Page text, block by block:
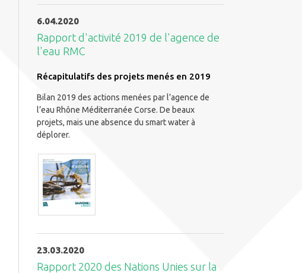
6.04.2020
Rapport d'activité 2019 de l'agence de
l'eau RMC
Récapitulatifs des projets menés en 2019
Bilan 2019 des actions menées par l’agence de
l’eau Rhône Méditerranée Corse. De beaux
projets, mais une absence du smart water à
déplorer.
23.03.2020
Rapport 2020 des Nations Unies sur la